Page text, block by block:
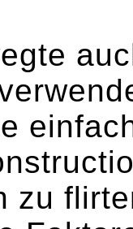
zu